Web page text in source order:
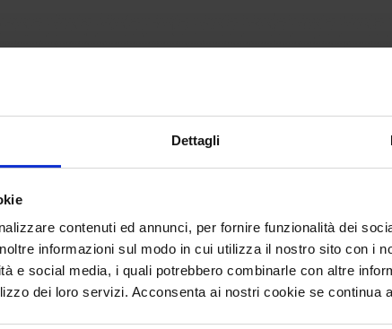
Dettagli
contenuti ed annunci, per fornire funzionalità dei
informazioni sul modo in cui utilizza il nostro sito con i
e social media, i quali potrebbero combinarle con altre
dei loro servizi. Acconsenta ai nostri cookie se continua
efficacemente la corrosione dovuta all’attrito tra le parti
spesso presente nei carburanti. L’uso regolare è